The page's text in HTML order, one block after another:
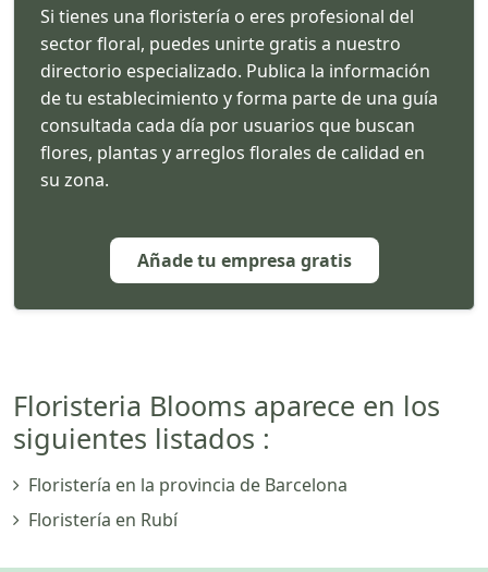
Si tienes una floristería o eres profesional del
sector floral, puedes unirte gratis a nuestro
directorio especializado. Publica la información
de tu establecimiento y forma parte de una guía
consultada cada día por usuarios que buscan
flores, plantas y arreglos florales de calidad en
su zona.
Añade tu empresa gratis
Floristeria Blooms aparece en los
siguientes listados :
Floristería en la provincia de Barcelona
Floristería en Rubí